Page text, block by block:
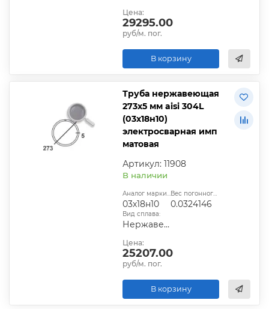
Цена:
29295.00
руб/м. пог.
В корзину
Труба нержавеющая
273х5 мм aisi 304L
(03х18н10)
электросварная имп
матовая
Артикул: 11908
В наличии
Аналог марки стали:
03х18н10
Вес погонного метра, т.:
0.0324146
Вид сплава:
Нержавеющая сталь
Цена:
25207.00
руб/м. пог.
В корзину